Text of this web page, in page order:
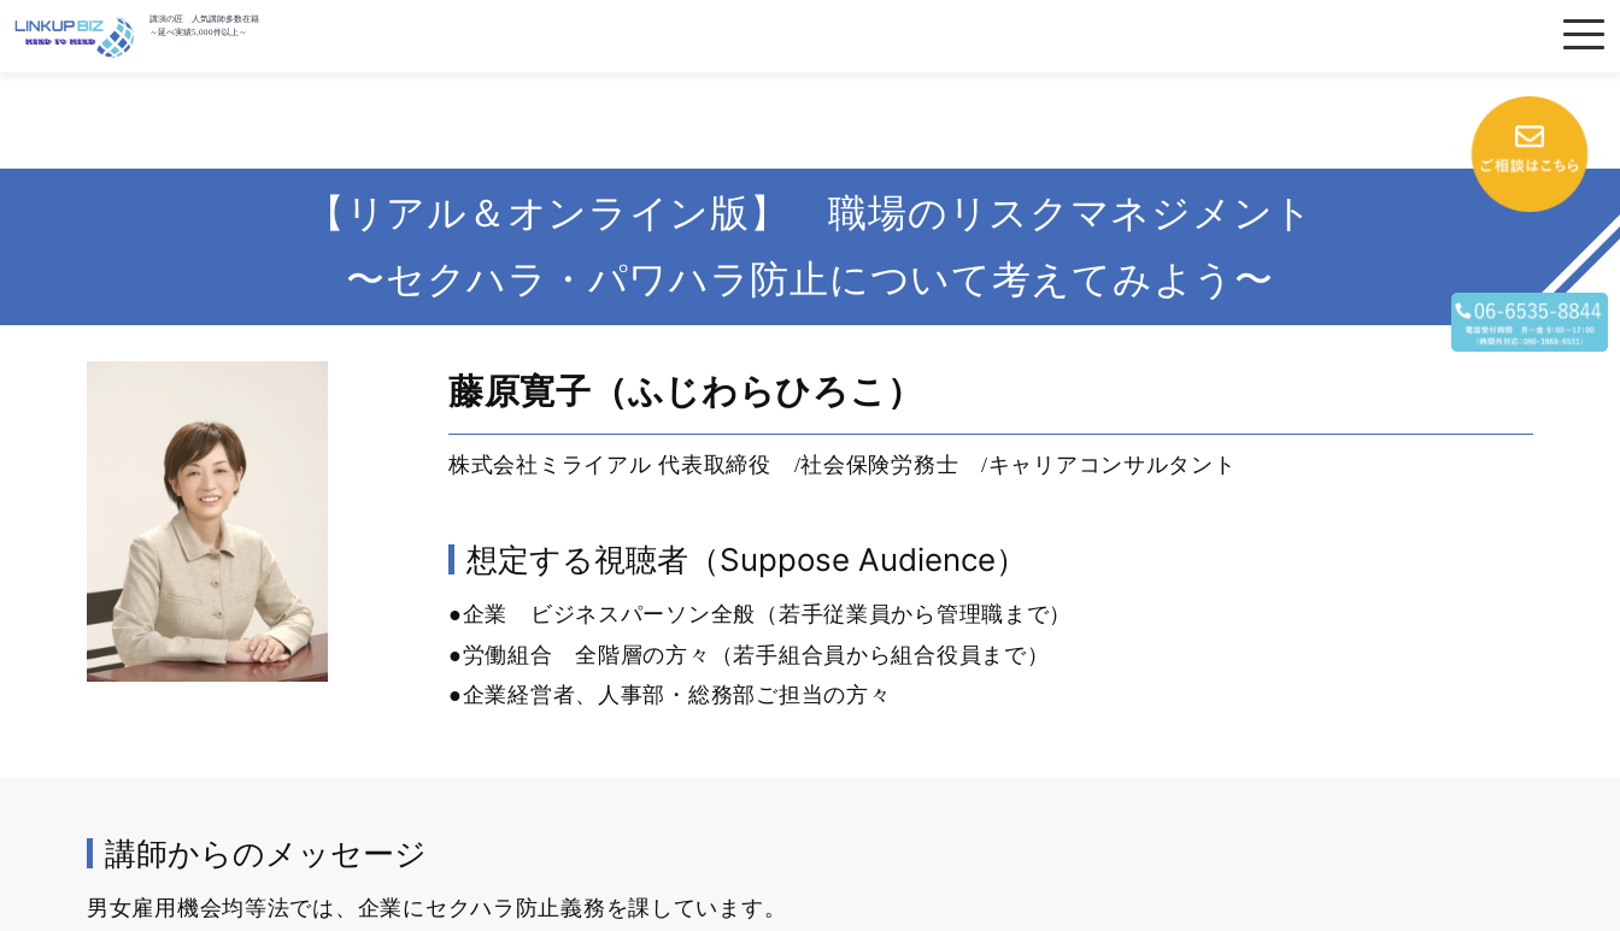
講演の匠 人気講師多数在籍
～延べ実績5,000件以上～
【リアル＆オンライン版】 職場のリスクマネジメント
〜セクハラ・パワハラ防止について考えてみよう〜
藤原寛子（ふじわらひろこ）
株式会社ミライアル 代表取締役 /社会保険労務士 /キャリアコンサルタント
想定する視聴者（Suppose Audience）
●企業 ビジネスパーソン全般（若手従業員から管理職まで）
●労働組合 全階層の方々（若手組合員から組合役員まで）
●企業経営者、人事部・総務部ご担当の方々
講師からのメッセージ
男女雇用機会均等法では、企業にセクハラ防止義務を課しています。